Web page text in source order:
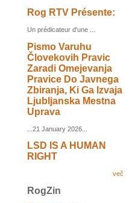
Rog RTV Présente:
Un prédicateur d'une ...
Pismo Varuhu
Človekovih Pravic
Zaradi Omejevanja
Pravice Do Javnega
Zbiranja, Ki Ga Izvaja
Ljubljanska Mestna
Uprava
...21 January 2026...
LSD IS A HUMAN
RIGHT
več
RogZin